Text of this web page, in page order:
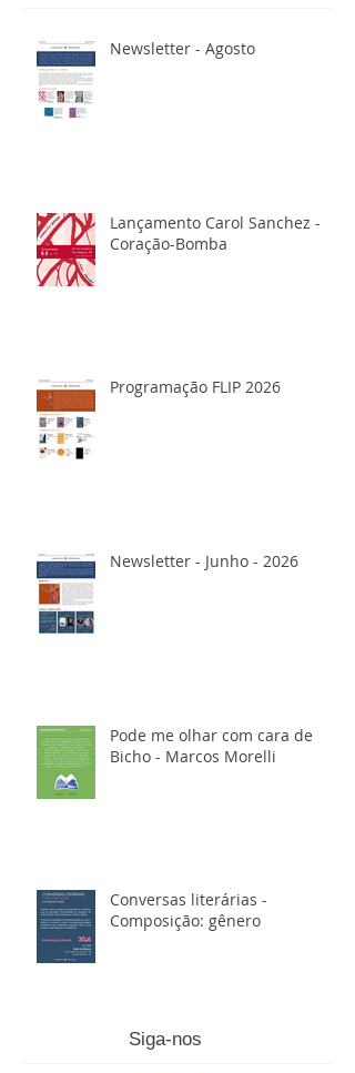
Newsletter - Agosto
Lançamento Carol Sanchez -
Coração-Bomba
Programação FLIP 2026
Newsletter - Junho - 2026
Pode me olhar com cara de
Bicho - Marcos Morelli
Conversas literárias -
Composição: gênero
Siga-nos